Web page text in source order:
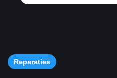
Reparaties